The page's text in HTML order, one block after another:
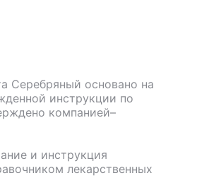
Серебряный основано на
инструкции по
компанией–
и инструкция
лекарственных